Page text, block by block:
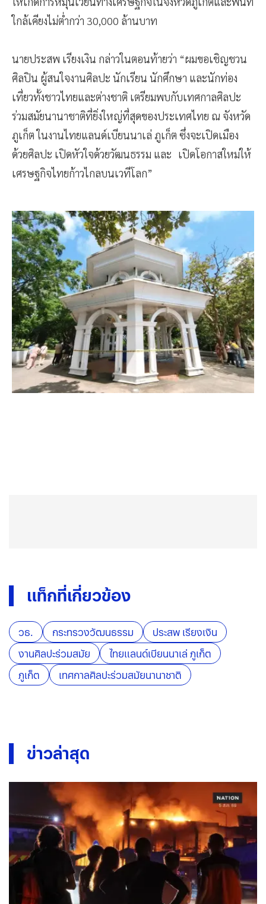
ใกล้เคียงไม่ต่ำกว่า 30,000 ล้านบาท
นายประสพ เรียงเงิน กล่าวในตอนท้ายว่า “ผมขอเชิญชวน
ศิลปิน ผู้สนใจงานศิลปะ นักเรียน นักศึกษา และนักท่อง
เที่ยวทั้งชาวไทยและต่างชาติ เตรียมพบกับเทศกาลศิลปะ
ร่วมสมัยนานาชาติที่ยิ่งใหญ่ที่สุดของประเทศไทย ณ จังหวัด
ภูเก็ต ในงานไทยแลนด์เบียนนาเล่ ภูเก็ต ซึ่งจะเปิดเมือง
ด้วยศิลปะ เปิดหัวใจด้วยวัฒนธรรม และ เปิดโอกาสใหม่ให้
เศรษฐกิจไทยก้าวไกลบนเวทีโลก”
แท็กที่เกี่ยวข้อง
วธ. กระทรวงวัฒนธรรม
ประสพ เรียงเงิน
งานศิลปะร่วมสมัย
ไทยแลนด์เบียนนาเล่ ภูเก็ต
ภูเก็ต
เทศกาลศิลปะร่วมสมัยนานาชาติ
ข่าวล่าสุด